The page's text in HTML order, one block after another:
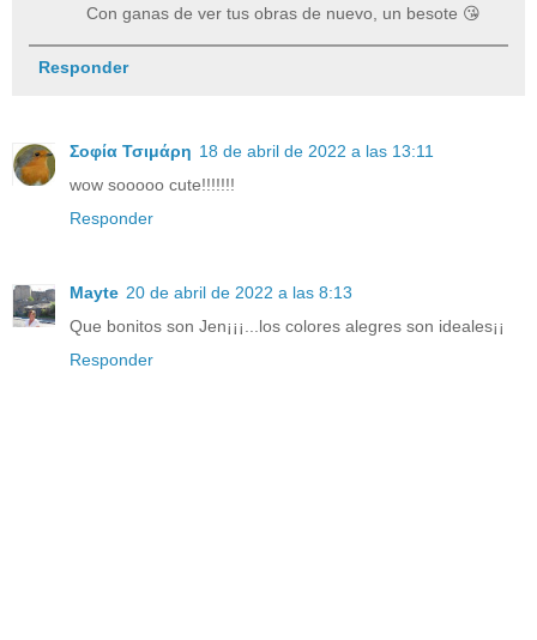
Con ganas de ver tus obras de nuevo, un besote 😘
Responder
Σοφία Τσιμάρη 18 de abril de 2022 a las 13:11
wow sooooo cute!!!!!!!
Responder
Mayte 20 de abril de 2022 a las 8:13
Que bonitos son Jen¡¡¡...los colores alegres son ideales¡¡
Responder